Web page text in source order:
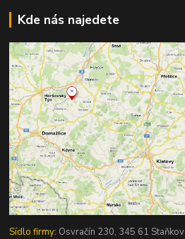
Kde nás najedete
Sídlo firmy: Osvračín 230, 345 61 Staňkov